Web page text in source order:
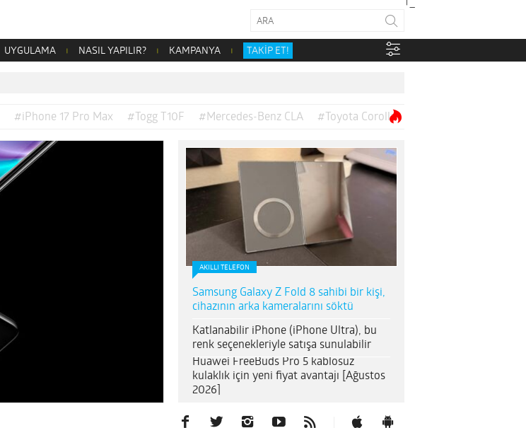
UYGULAMA NASIL YAPILIR? KAMPANYA TAKİP ET!
#iPhone 17 Pro Max #Togg T10F #Mercedes-Benz CLA #Toyota Corolla
AKILLI TELEFON
Samsung Galaxy Z Fold 8 sahibi bir kişi,
cihazının arka kameralarını söktü
Katlanabilir iPhone (iPhone Ultra), bu
renk seçenekleriyle satışa sunulabilir
Huawei FreeBuds Pro 5 kablosuz
kulaklık için yeni fiyat avantajı [Ağustos
2026]